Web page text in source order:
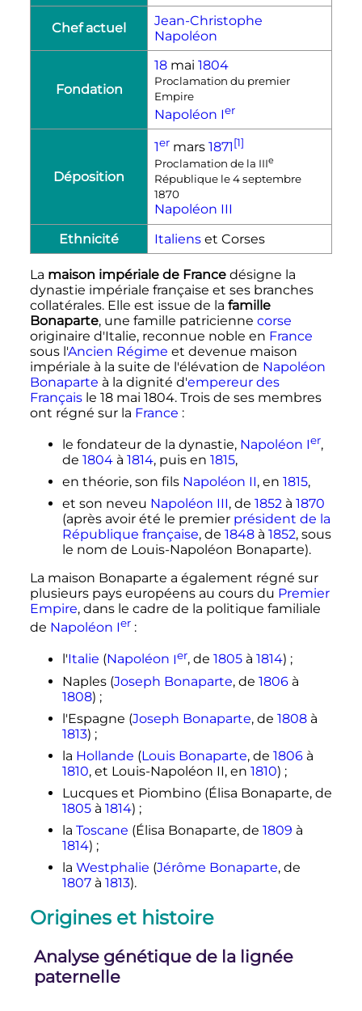
Chef actuel
Jean-Christophe
Napoléon
Fondation
18 mai 1804
Proclamation du premier
Empire
Napoléon Ier
Déposition
1er mars 1871[1]
Proclamation de la IIIe
République le 4 septembre
1870
Napoléon III
Ethnicité
Italiens et Corses
La maison impériale de Francedésigne la
dynastie impériale française et ses branches
collatérales. Elle est issue de la famille
Bonaparte, une famille patricienne corse
originaire d'Italie, reconnue noble en France
sous l'Ancien Régime et devenue maison
impériale à la suite de l'élévation de Napoléon
Bonaparte à la dignité d'empereur des
Françaisle 18 mai 1804. Trois de ses membres
ont régné sur la France :
le fondateur de la dynastie, Napoléon Ier,
de 1804à 1814, puis en 1815,
en théorie, son fils Napoléon II, en 1815,
et son neveu Napoléon III, de 1852à 1870
(après avoir été le premier président de la
République française, de 1848à 1852, sous
le nom de Louis-Napoléon Bonaparte).
La maison Bonaparte a également régné sur
plusieurs pays européens au cours du Premier
Empire, dans le cadre de la politique familiale
de Napoléon Ier :
l'Italie (Napoléon Ier, de 1805à 1814) ;
Naples (Joseph Bonaparte, de 1806à
1808) ;
l'Espagne (Joseph Bonaparte, de 1808à
1813) ;
la Hollande (Louis Bonaparte, de 1806à
1810, et Louis-Napoléon II, en 1810) ;
Lucques et Piombino (Élisa Bonaparte, de
1805à 1814) ;
la Toscane (Élisa Bonaparte, de 1809 à
1814) ;
la Westphalie (Jérôme Bonaparte, de
1807à 1813).
Origines et histoire
Analyse génétique de la lignée
paternelle